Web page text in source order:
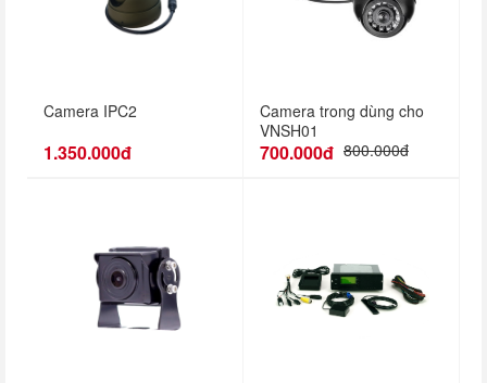
Camera IPC2
1.350.000đ
Camera trong dùng cho
VNSH01
700.000đ 800.000đ